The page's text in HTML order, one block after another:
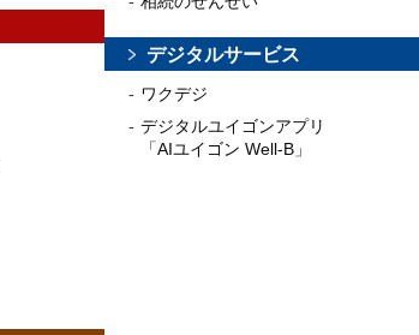
デジタルサービス
ワクデジ
デジタルユイゴンアプリ
「AIユイゴン Well-B」